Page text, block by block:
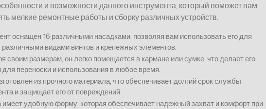
и возможности данного инструмента, который поможет вам
мелкие ремонтные работы и сборку различных устройств.
оснащен 16 различными насадками, позволяя вам использовать его для
различными видами винтов и крепежных элементов.
своим размерам, он легко помещается в кармане или сумке, что делает его
переноски и использования в любое время.
из прочного материала, что обеспечивает долгий срок службы
и защищает его от повреждений.
имеет удобную форму, которая обеспечивает надежный захват и комфорт при